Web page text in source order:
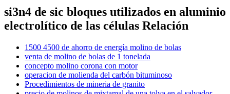
si3n4 de sic bloques utilizados en aluminio
electrolítico de las células Relación
1500 4500 de ahorro de energía molino de bolas
venta de molino de bolas de 1 tonelada
concepto molino corona con motor
operacion de molienda del carbón bituminoso
Procedimientos de mineria de granito